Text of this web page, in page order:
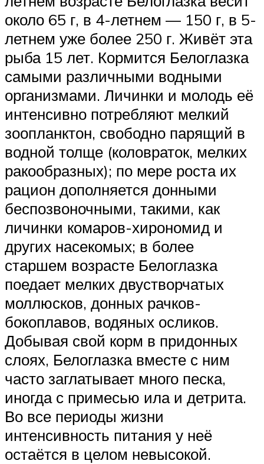
около 65 г, в 4-летнем — 150 г, в 5-
летнем уже более 250 г. Живёт эта
рыба 15 лет. Кормится Белоглазка
самыми различными водными
организмами. Личинки и молодь её
интенсивно потребляют мелкий
зоопланктон, свободно парящий в
водной толще (коловраток, мелких
ракообразных); по мере роста их
рацион дополняется донными
беспозвоночными, такими, как
личинки комаров-хирономид и
других насекомых; в более
старшем возрасте Белоглазка
поедает мелких двустворчатых
моллюсков, донных рачков-
бокоплавов, водяных осликов.
Добывая свой корм в придонных
слоях, Белоглазка вместе с ним
часто заглатывает много песка,
иногда с примесью ила и детрита.
Во все периоды жизни
интенсивность питания у неё
остаётся в целом невысокой.